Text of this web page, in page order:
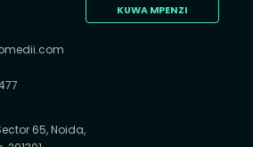
KUWA MPENZI
65, Noida,